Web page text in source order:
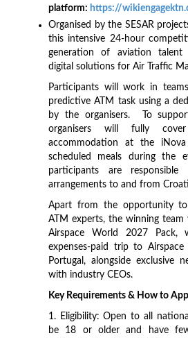
platform: https://
Organised by the SESAR
this intensive 24-hour
generation of aviation talent
digital solutions for Air Traffic
Participants will work in
predictive ATM task using a
by the organisers. To
organisers will fully
accommodation at the
scheduled meals during the
participants are
arrangements to and from
Apart from the opportunity
ATM experts, the winning
Airspace World 2027 Pack,
expenses-paid trip to
Portugal, alongside exclusive
with industry CEOs.
Key Requirements & How to
1. Eligibility: Open to all
be 18 or older and have